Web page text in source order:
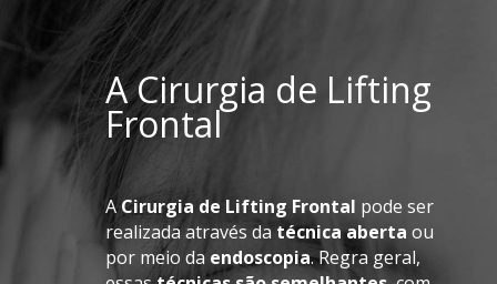
A Cirurgia de Lifting
Frontal
ACirurgia de Lifting Frontal pode ser
realizada através datécnica aberta ou
por meio da endoscopia. Regra geral,